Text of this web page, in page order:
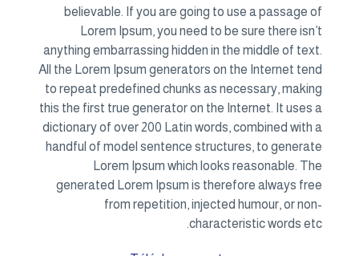
believable. If you are going to use a passage of
Lorem Ipsum, you need to be sure there isn’t
anything embarrassing hidden in the middle of text.
All the Lorem Ipsum generators on the Internet tend
to repeat predefined chunks as necessary, making
this the first true generator on the Internet. It uses a
dictionary of over 200 Latin words, combined with a
handful of model sentence structures, to generate
Lorem Ipsum which looks reasonable. The
generated Lorem Ipsum is therefore always free
from repetition, injected humour, or non-
characteristic words etc.